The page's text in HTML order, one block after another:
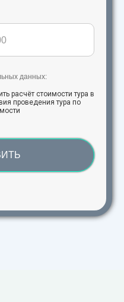
данных:
расчёт стоимости тура в
проведения тура по